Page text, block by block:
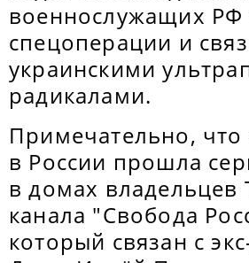
военнослужащих РФ
спецоперации и
украинскими
радикалами.
Примечательно, что
в России прошла
в домах владельцев
канала "Свобода
который связан с